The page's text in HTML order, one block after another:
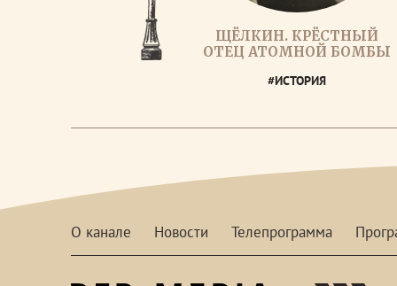
ЩЁЛКИН. КРЁСТНЫЙ
ОТЕЦ АТОМНОЙ БОМБЫ
#ИСТОРИЯ
О канале Новости Телепрограмма